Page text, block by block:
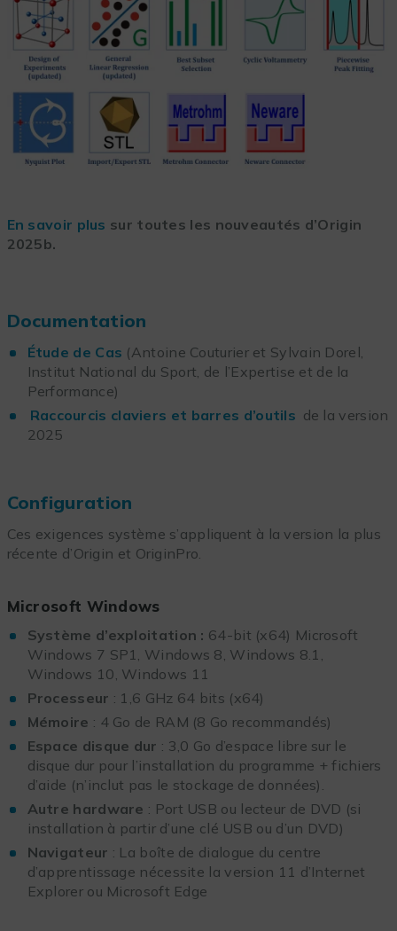
En savoir plus sur toutes les nouveautés d’Origin
2025b.
Documentation
Étude de Cas (Antoine Couturier et Sylvain Dorel,
Institut National du Sport, de l’Expertise et de la
Performance)
Raccourcis claviers et barres d’outils de la version
2025
Configuration
Ces exigences système s’appliquent à la version la plus
récente d’Origin et OriginPro.
Microsoft Windows
Système d’exploitation : 64-bit (x64) Microsoft
Windows 7 SP1, Windows 8, Windows 8.1,
Windows 10, Windows 11
Processeur : 1,6 GHz 64 bits (x64)
Mémoire : 4 Go de RAM (8 Go recommandés)
Espace disque dur : 3,0 Go d’espace libre sur le
disque dur pour l’installation du programme + fichiers
d’aide (n’inclut pas le stockage de données).
Autre hardware : Port USB ou lecteur de DVD (si
installation à partir d’une clé USB ou d’un DVD)
Navigateur : La boîte de dialogue du centre
d’apprentissage nécessite la version 11 d’Internet
Explorer ou Microsoft Edge